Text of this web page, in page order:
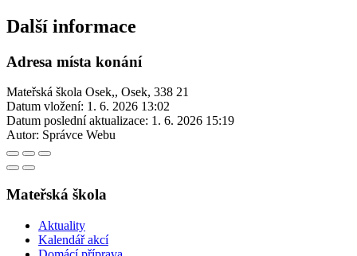
Další informace
Adresa místa konání
Ma­teř­ská ško­la Osek,, Osek, 338 21
Datum vložení: 1. 6. 2026 13:02
Datum poslední aktualizace: 1. 6. 2026 15:19
Autor: Správce Webu
Mateřská škola
Aktuality
Kalendář akcí